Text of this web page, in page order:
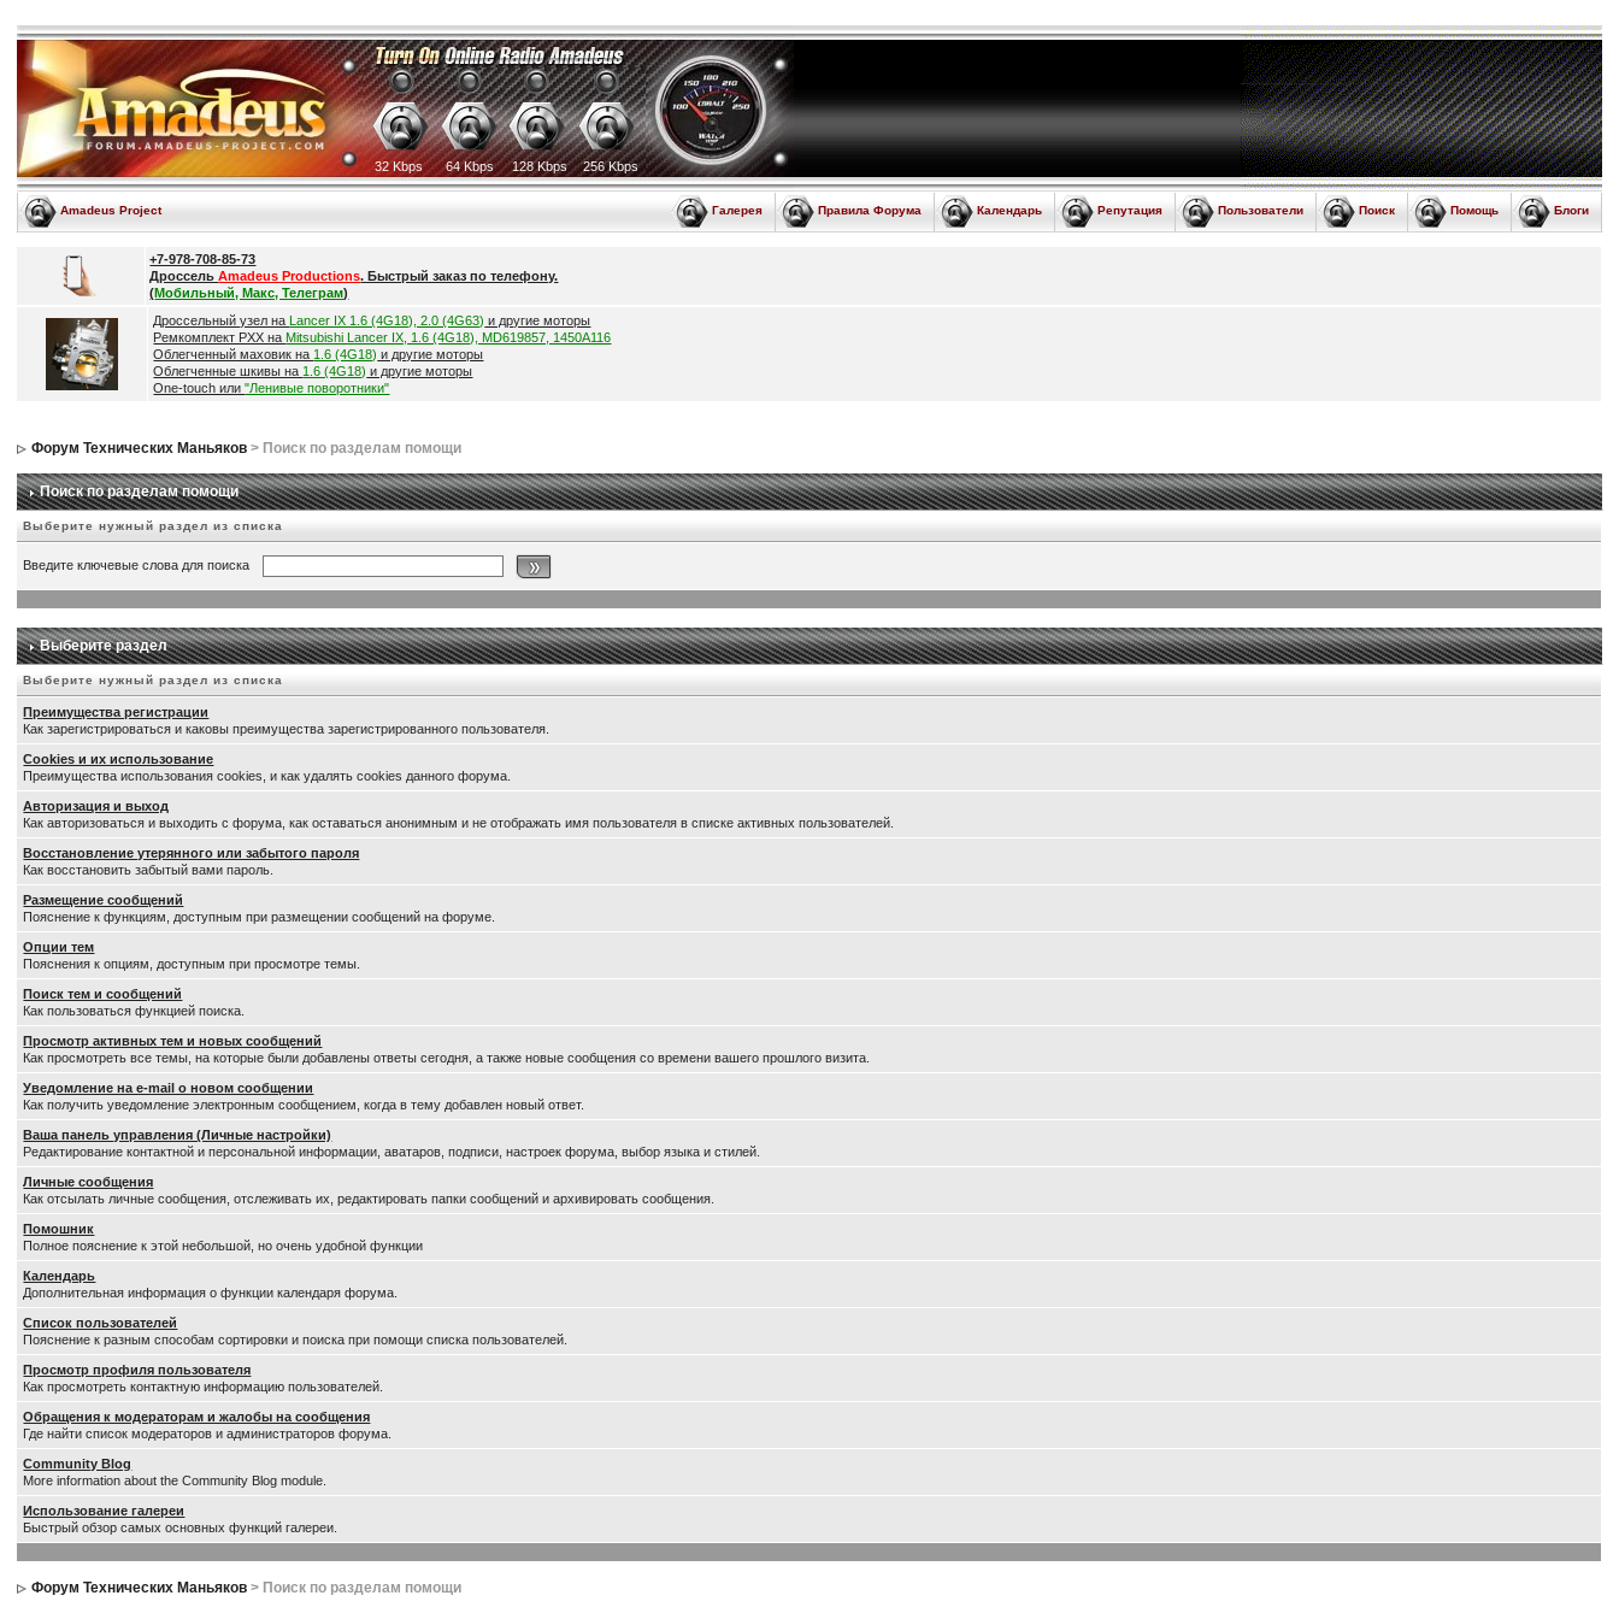
32 Kbps 64 Kbps 128 Kbps 256 Kbps
Amadeus Project Блоги
Помощь
Поиск
Пользователи
Репутация
Календарь
Правила Форума
Галерея
+7-978-708-85-73
ДроссельAmadeus Productions. Быстрый заказ по телефону.
(Мобильный, Макс, Телеграм)
Дроссельный узел на Lancer IX 1.6 (4G18), 2.0 (4G63) и другие моторы
Ремкомплект РХХ на Mitsubishi Lancer IX, 1.6 (4G18), MD619857, 1450A116
Облегченный маховик на 1.6 (4G18) и другие моторы
Облегченные шкивы на 1.6 (4G18) и другие моторы
One-touch или"Ленивые поворотники"
Форум Технических Маньяков > Поиск по разделам помощи
Поиск по разделам помощи
Выберите нужный раздел из списка
Введите ключевые слова для поиска
Выберите раздел
Выберите нужный раздел из списка
Преимущества регистрации
Как зарегистрироваться и каковы преимущества зарегистрированного пользователя.
Cookies и их использование
Преимущества использования cookies, и как удалять cookies данного форума.
Авторизация и выход
Как авторизоваться и выходить с форума, как оставаться анонимным и не отображать имя пользователя в списке активных пользователей.
Восстановление утерянного или забытого пароля
Как восстановить забытый вами пароль.
Размещение сообщений
Пояснение к функциям, доступным при размещении сообщений на форуме.
Опции тем
Пояснения к опциям, доступным при просмотре темы.
Поиск тем и сообщений
Как пользоваться функцией поиска.
Просмотр активных тем и новых сообщений
Как просмотреть все темы, на которые были добавлены ответы сегодня, а также новые сообщения со времени вашего прошлого визита.
Уведомление на е-mail о новом сообщении
Как получить уведомление электронным сообщением, когда в тему добавлен новый ответ.
Ваша панель управления (Личные настройки)
Редактирование контактной и персональной информации, аватаров, подписи, настроек форума, выбор языка и стилей.
Личные сообщения
Как отсылать личные сообщения, отслеживать их, редактировать папки сообщений и архивировать сообщения.
Помошник
Полное пояснение к этой небольшой, но очень удобной функции
Календарь
Дополнительная информация о функции календаря форума.
Список пользователей
Пояснение к разным способам сортировки и поиска при помощи списка пользователей.
Просмотр профиля пользователя
Как просмотреть контактную информацию пользователей.
Обращения к модераторам и жалобы на сообщения
Где найти список модераторов и администраторов форума.
Community Blog
More information about the Community Blog module.
Использование галереи
Быстрый обзор самых основных функций галереи.
Форум Технических Маньяков > Поиск по разделам помощи